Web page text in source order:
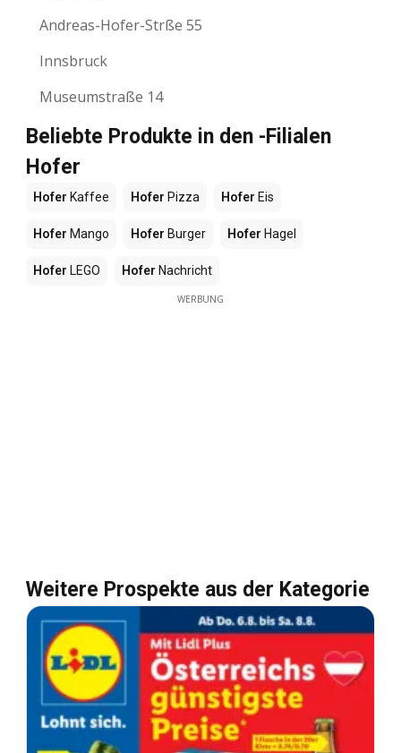
Andreas-Hofer-Strße 55
Innsbruck
Museumstraße 14
Beliebte Produkte in den -Filialen
Hofer
Hofer Kaffee Hofer Pizza Hofer Eis
Hofer Mango Hofer Burger Hofer Hagel
Hofer LEGO Hofer Nachricht
WERBUNG
Weitere Prospekte aus der Kategorie